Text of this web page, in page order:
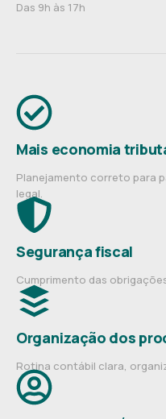
Das 9h às 17h
Mais economia
Planejamento correto para
legal.
Segurança fiscal
Cumprimento das
Organização dos
Rotina contábil clara,